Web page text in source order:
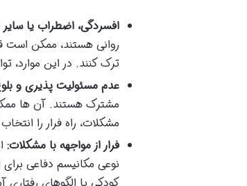
افسردگی، اضطراب یا سایر
روانی هستند، ممکن است
ترک کنند. در این
عدم مسئولیت پذیری و
مشترک هستند. آن ها ممکن
مشکلات، راه فرار را
فرار از مواجهه با مشکلات:
نوعی مکانیسم دفاعی